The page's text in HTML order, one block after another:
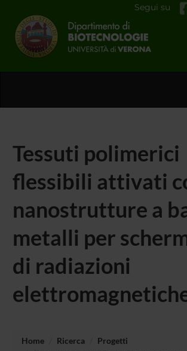
Segui su
Tessuti polimerici
flessibili attivati
nanostrutture a
metalli per
di radiazioni
Home Ricerca
Progetti